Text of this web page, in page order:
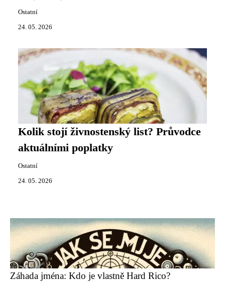
Ostatní
24. 05. 2026
Kolik stojí živnostenský list? Průvodce
aktuálními poplatky
Ostatní
24. 05. 2026
Záhada jména: Kdo je vlastně Hard Rico?